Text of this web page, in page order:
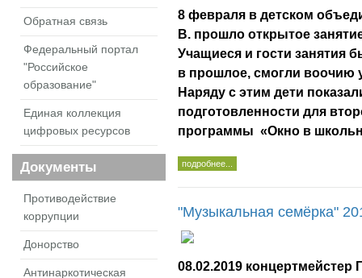
8 февраля в детском
В. прошло открытое
Учащиеся и гости занятия
в прошлое, смогли воочию
Наряду с этим дети
подготовленности для
программы «Окно в
подробнее...
"Музыкальная семёрка"
08.02.2019
Обратная связь
Федеральный портал
"Российское
образование"
Единая коллекция
цифровых ресурсов
Документы
Противодействие
коррупции
Донорство
Антинаркотическая